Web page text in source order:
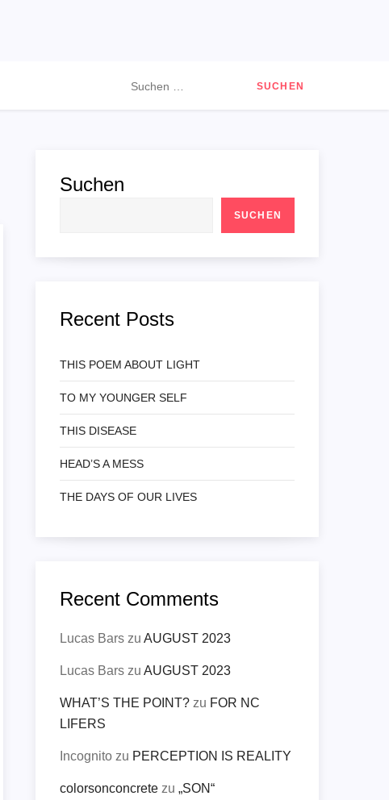
nach:
Suchen
SUCHEN
Recent Posts
THIS POEM ABOUT LIGHT
TO MY YOUNGER SELF
THIS DISEASE
HEAD’S A MESS
THE DAYS OF OUR LIVES
Recent Comments
Lucas Bars zu AUGUST 2023
Lucas Bars zu AUGUST 2023
WHAT’S THE POINT? zu FOR NC
LIFERS
Incognito zu PERCEPTION IS REALITY
colorsonconcrete zu „SON“